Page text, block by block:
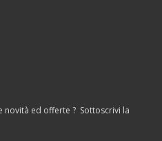
novità ed offerte ? Sottoscrivi la